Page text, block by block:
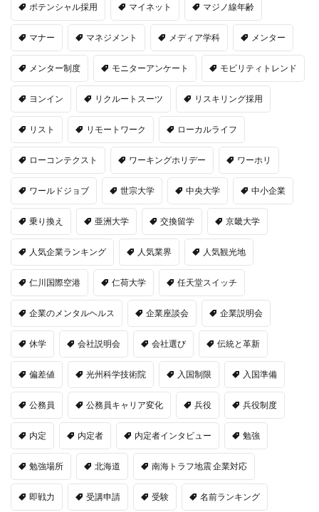
ポテンシャル採用 マイネット マジノ線年齢
マナー マネジメント メディア学科 メンター
メンター制度 モニターアンケート モビリティトレンド
ヨンイン リクルートスーツ リスキリング採用
リスト リモートワーク ローカルライフ
ローコンテクスト ワーキングホリデー ワーホリ
ワールドジョブ 世宗大学 中央大学 中小企業
乗り換え 亜洲大学 交換留学 京畿大学
人気企業ランキング 人気業界 人気観光地
仁川国際空港 仁荷大学 任天堂スイッチ
企業のメンタルヘルス 企業座談会 企業説明会
休学 会社説明会 会社選び 伝統と革新
偏差値 光州科学技術院 入国制限 入国準備
公務員 公務員キャリア変化 兵役 兵役制度
内定 内定者 内定者インタビュー 勉強
勉強場所 北海道 南海トラフ地震 企業対応
即戦力 受講申請 受験 名前ランキング